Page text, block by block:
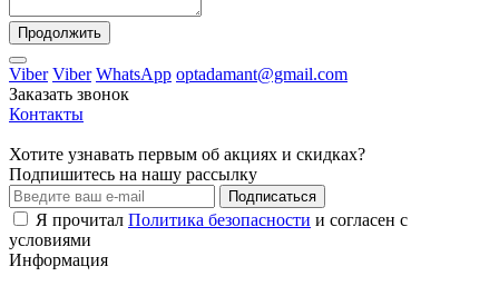
Продолжить
Viber Viber WhatsApp optadamant@gmail.com
Заказать звонок
Контакты
Хотите узнавать первым об акциях и скидках?
Подпишитесь на нашу рассылку
Подписаться
Я прочитал Политика безопасности и согласен с
условиями
Информация